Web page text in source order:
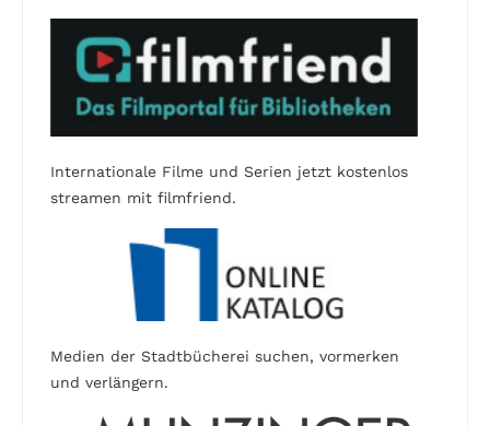
Internationale Filme und Serien jetzt kostenlos
streamen mit filmfriend.
Medien der Stadtbücherei suchen, vormerken
und verlängern.